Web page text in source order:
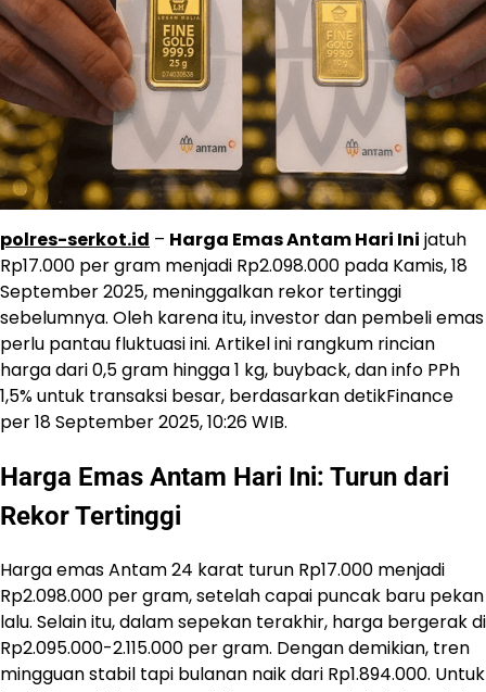
polres-serkot.id – Harga Emas Antam Hari Ini jatuh
Rp17.000 per gram menjadi Rp2.098.000 pada Kamis, 18
September 2025, meninggalkan rekor tertinggi
sebelumnya. Oleh karena itu, investor dan pembeli emas
perlu pantau fluktuasi ini. Artikel ini rangkum rincian
harga dari 0,5 gram hingga 1 kg, buyback, dan info PPh
1,5% untuk transaksi besar, berdasarkan detikFinance
per 18 September 2025, 10:26 WIB.
Harga Emas Antam Hari Ini: Turun dari
Rekor Tertinggi
Harga emas Antam 24 karat turun Rp17.000 menjadi
Rp2.098.000 per gram, setelah capai puncak baru pekan
lalu. Selain itu, dalam sepekan terakhir, harga bergerak di
Rp2.095.000-2.115.000 per gram. Dengan demikian, tren
mingguan stabil tapi bulanan naik dari Rp1.894.000. Untuk